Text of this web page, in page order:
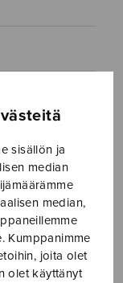
sisällön ja
median
median,
Kumppanimme
joita olet
olet käyttänyt